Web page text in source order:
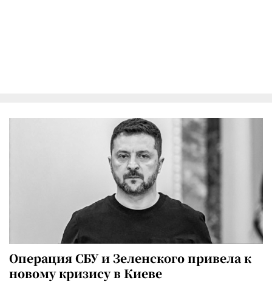
Операция СБУ и Зеленского привела к
новому кризису в Киеве